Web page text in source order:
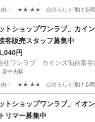
！ ★★ ★★ 自分らしく働ける職場
海老名駅 その他 スタッフ
ットショップワンラブ」カイ
客販売スタッフ募集中
円
社ワンラブ カインズ仙台富谷
泉中央駅
！ ★★ ★★ 自分らしく働ける職場
駅 その他 スタッフ
ットショップワンラブ」イオ
リマー募集中